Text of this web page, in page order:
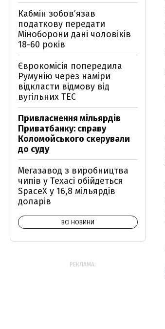
Кабмін зобовʼязав
податкову передати
Міноборони дані чоловіків
18-60 років
Єврокомісія попередила
Румунію через наміри
відкласти відмову від
вугільних ТЕС
Привласнення мільярдів
Приватбанку: справу
Коломойського скерували
до суду
Мегазавод з виробництва
чипів у Техасі обійдеться
SpaceX у 16,8 мільярдів
доларів
ВСІ НОВИНИ
РЕКЛАМА: